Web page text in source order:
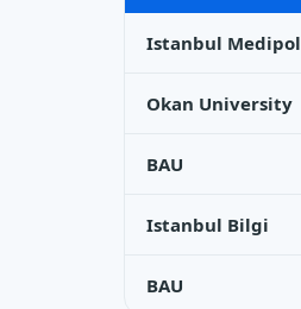
Istanbul Medipol
Okan University
BAU
Istanbul Bilgi
BAU